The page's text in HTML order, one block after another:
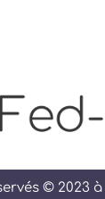
© 2023